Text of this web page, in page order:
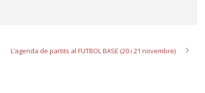
L’agenda de partits al FUTBOL BASE (20 i 21 novembre)